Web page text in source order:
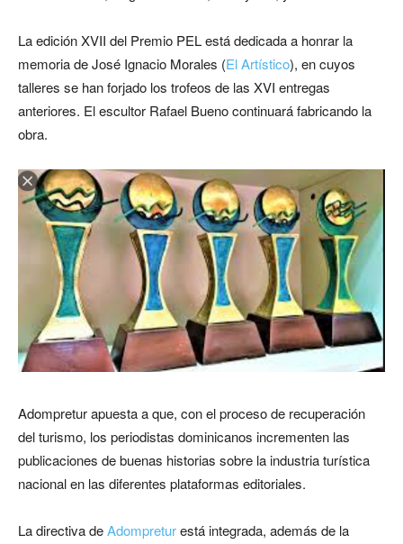
La edición XVII del Premio PEL está dedicada a honrar la
memoria de José Ignacio Morales (El Artístico), en cuyos
talleres se han forjado los trofeos de las XVI entregas
anteriores. El escultor Rafael Bueno continuará fabricando la
obra.
Adompretur apuesta a que, con el proceso de recuperación
del turismo, los periodistas dominicanos incrementen las
publicaciones de buenas historias sobre la industria turística
nacional en las diferentes plataformas editoriales.
La directiva deAdompreturestá integrada, además de la